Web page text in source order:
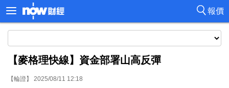
報價
【麥格理快線】資金部署山高反彈
【輪證】 2025/08/11 12:18